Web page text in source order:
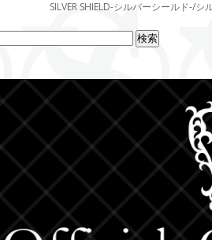
SILVER SHIELD-シルバーシールド-/